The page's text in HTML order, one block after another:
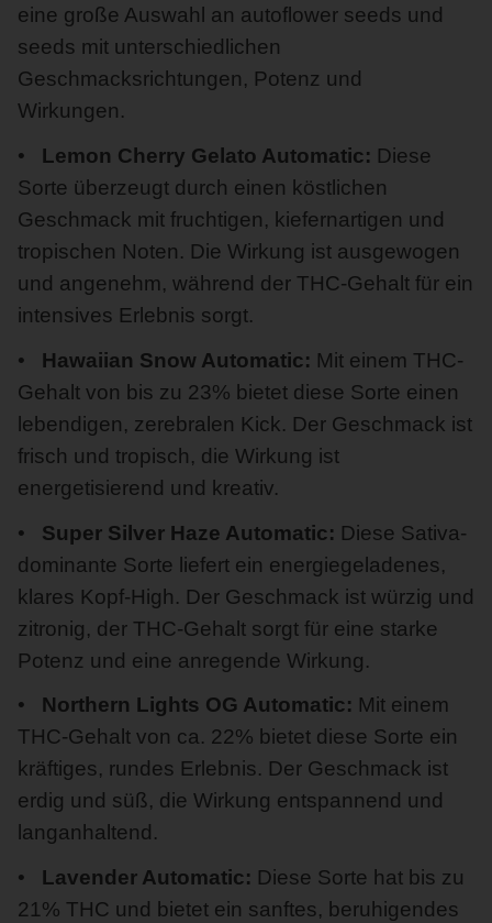
eine große Auswahl an autoflower seeds und
seeds mit unterschiedlichen
Geschmacksrichtungen, Potenz und
Wirkungen.
Lemon Cherry Gelato Automatic: Diese
Sorte überzeugt durch einen köstlichen
Geschmack mit fruchtigen, kiefernartigen und
tropischen Noten. Die Wirkung ist ausgewogen
und angenehm, während der THC-Gehalt für ein
intensives Erlebnis sorgt.
Hawaiian Snow Automatic: Mit einem THC-
Gehalt von bis zu 23% bietet diese Sorte einen
lebendigen, zerebralen Kick. Der Geschmack ist
frisch und tropisch, die Wirkung ist
energetisierend und kreativ.
Super Silver Haze Automatic: Diese Sativa-
dominante Sorte liefert ein energiegeladenes,
klares Kopf-High. Der Geschmack ist würzig und
zitronig, der THC-Gehalt sorgt für eine starke
Potenz und eine anregende Wirkung.
Northern Lights OG Automatic: Mit einem
THC-Gehalt von ca. 22% bietet diese Sorte ein
kräftiges, rundes Erlebnis. Der Geschmack ist
erdig und süß, die Wirkung entspannend und
langanhaltend.
Lavender Automatic: Diese Sorte hat bis zu
21% THC und bietet ein sanftes, beruhigendes